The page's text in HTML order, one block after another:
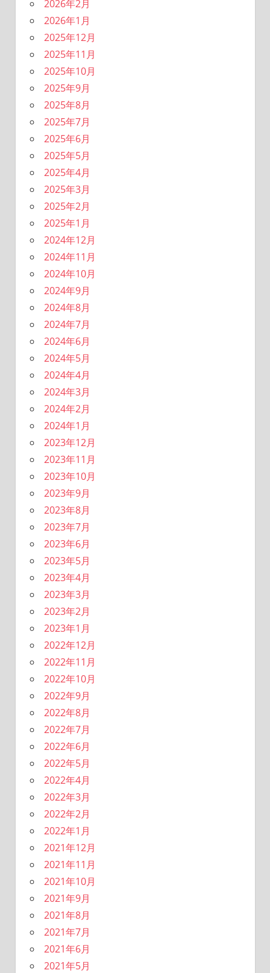
2026年2月
2026年1月
2025年12月
2025年11月
2025年10月
2025年9月
2025年8月
2025年7月
2025年6月
2025年5月
2025年4月
2025年3月
2025年2月
2025年1月
2024年12月
2024年11月
2024年10月
2024年9月
2024年8月
2024年7月
2024年6月
2024年5月
2024年4月
2024年3月
2024年2月
2024年1月
2023年12月
2023年11月
2023年10月
2023年9月
2023年8月
2023年7月
2023年6月
2023年5月
2023年4月
2023年3月
2023年2月
2023年1月
2022年12月
2022年11月
2022年10月
2022年9月
2022年8月
2022年7月
2022年6月
2022年5月
2022年4月
2022年3月
2022年2月
2022年1月
2021年12月
2021年11月
2021年10月
2021年9月
2021年8月
2021年7月
2021年6月
2021年5月